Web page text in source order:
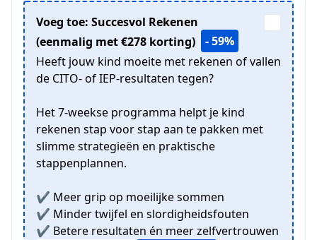
Voeg toe: Succesvol Rekenen
(eenmalig met €278 korting)
- 59%
Heeft jouw kind moeite met rekenen of vallen
de CITO- of IEP-resultaten tegen?
Het 7-weekse programma helpt je kind
rekenen stap voor stap aan te pakken met
slimme strategieën en praktische
stappenplannen.
✔ Meer grip op moeilijke sommen
✔ Minder twijfel en slordigheidsfouten
✔ Betere resultaten én meer zelfvertrouwen